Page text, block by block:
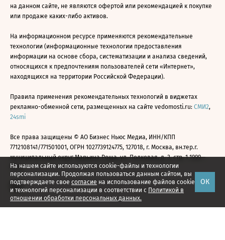
На нашем сайте используются cookie-файлы и технологии
персонализации. Продолжая пользоваться данным сайтом, вы
подтверждаете свое согласие на использование файлов cookie
и технологий персонализации в соответствии с Политикой в
отношении обработки персональных данных.
ОК
на данном сайте, не являются офертой или рекомендацией к покупке
или продаже каких-либо активов.
На информационном ресурсе применяются рекомендательные
технологии (информационные технологии предоставления
информации на основе сбора, систематизации и анализа сведений,
относящихся к предпочтениям пользователей сети «Интернет»,
находящихся на территории Российской Федерации).
Правила применения рекомендательных технологий в виджетах
рекламно-обменной сети, размещенных на сайте vedomosti.ru: СМИ2,
24smi
Все права защищены © АО Бизнес Ньюс Медиа, ИНН/КПП
7712108141/771501001, ОГРН 1027739124775, 127018, г. Москва, вн.тер.г.
муниципальный округ Марьина Роща, ул. Полковая, д. 3, стр. 1 1999—
2026